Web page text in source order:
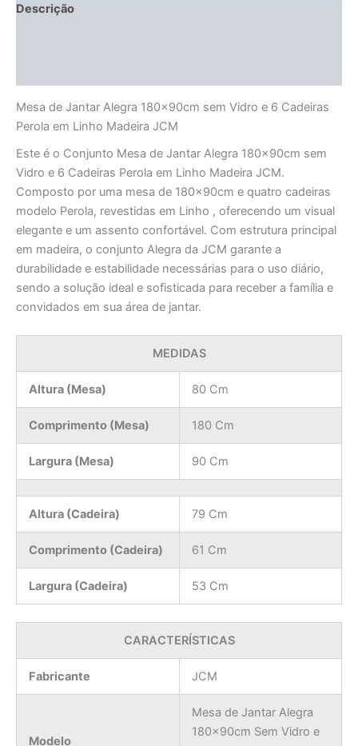
Descrição
Mesa de Jantar Alegra 180x90cm sem Vidro e 6 Cadeiras
Perola em Linho Madeira JCM
Este é o Conjunto Mesa de Jantar Alegra 180x90cm sem
Vidro e 6 Cadeiras Perola em Linho Madeira JCM.
Composto por uma mesa de 180x90cm e quatro cadeiras
modelo Perola, revestidas em Linho , oferecendo um visual
elegante e um assento confortável. Com estrutura principal
em madeira, o conjunto Alegra da JCM garante a
durabilidade e estabilidade necessárias para o uso diário,
sendo a solução ideal e sofisticada para receber a família e
convidados em sua área de jantar.
MEDIDAS
Altura (Mesa) 80 Cm
Comprimento (Mesa) 180 Cm
Largura (Mesa) 90 Cm
Altura (Cadeira) 79 Cm
Comprimento (Cadeira) 61 Cm
Largura (Cadeira) 53 Cm
CARACTERÍSTICAS
Fabricante JCM
Modelo
Mesa de Jantar Alegra
180x90cm Sem Vidro e